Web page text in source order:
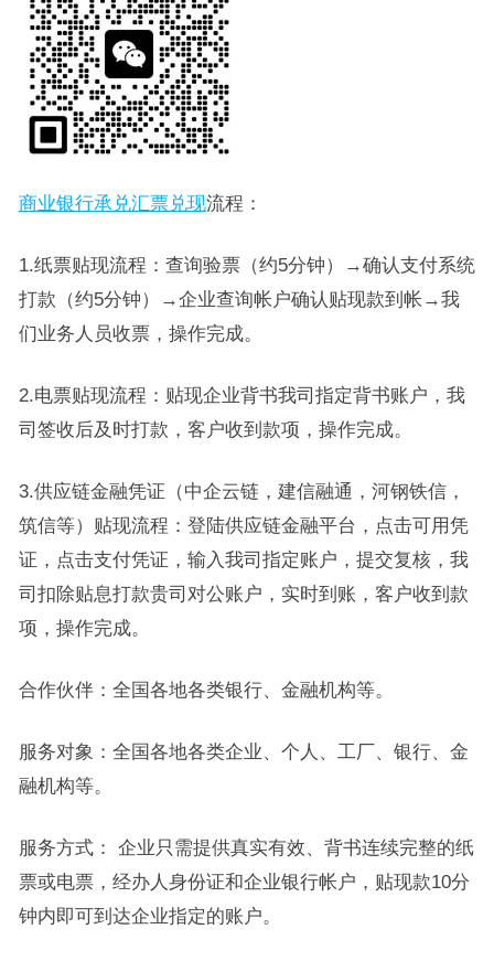
商业银行承兑汇票兑现流程：
1.纸票贴现流程：查询验票（约5分钟）→确认支付系统
打款（约5分钟）→企业查询帐户确认贴现款到帐→我
们业务人员收票，操作完成。
2.电票贴现流程：贴现企业背书我司指定背书账户，我
司签收后及时打款，客户收到款项，操作完成。
3.供应链金融凭证（中企云链，建信融通，河钢铁信，
筑信等）贴现流程：登陆供应链金融平台，点击可用凭
证，点击支付凭证，输入我司指定账户，提交复核，我
司扣除贴息打款贵司对公账户，实时到账，客户收到款
项，操作完成。
合作伙伴：全国各地各类银行、金融机构等。
服务对象：全国各地各类企业、个人、工厂、银行、金
融机构等。
服务方式： 企业只需提供真实有效、背书连续完整的纸
票或电票，经办人身份证和企业银行帐户，贴现款10分
钟内即可到达企业指定的账户。